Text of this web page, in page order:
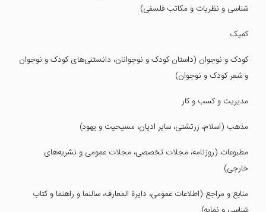
شناسی و نظریات و مکاتب فلسفی)
کمیک
کودک و نوجوان (داستان کودک و نوجوانان، دانستنی‌های کودک و نوجوان
و شعر کودک و نوجوان)
مدیریت و کسب و کار
مذهب (اسلام، زرتشتی، سایر ادیان، مسیحیت و یهود)
مطبوعات (روزنامه، مجلات تخصصی، مجلات عمومی و نشریه‌های
خارجی)
منابع و مراجع (اطلاعات عمومی، دایرة‌ المعارف، سالنما و راهنما و کتاب